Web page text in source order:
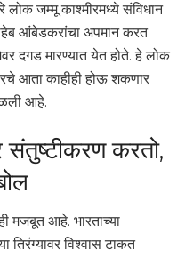
लोक जम्मू काश्मीरमध्ये संविधान
आंबेडकरांचा अपमान करत
दगड मारण्यात येत होते. हे लोक
आता काहीही होऊ शकणार
आहे.
संतुष्टीकरण करतो,
मजबूत आहे. भारताच्या
तिरंग्यावर विश्वास टाकत